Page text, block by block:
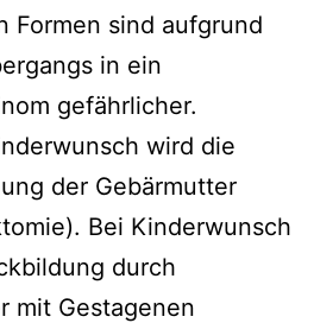
Formen sind aufgrund
in ein
gefährlicher.
wird die
der Gebärmutter
Bei Kinderwunsch
durch
mit Gestagenen